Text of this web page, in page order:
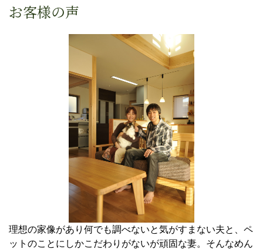
お客様の声
理想の家像があり何でも調べないと気がすまない夫と、ペ
ットのことにしかこだわりがないが頑固な妻。そんなめん